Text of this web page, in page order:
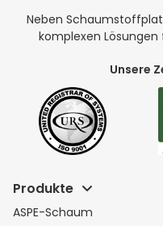
Produkte
ASPE-Schaum
Neben
komplexen
Unsere